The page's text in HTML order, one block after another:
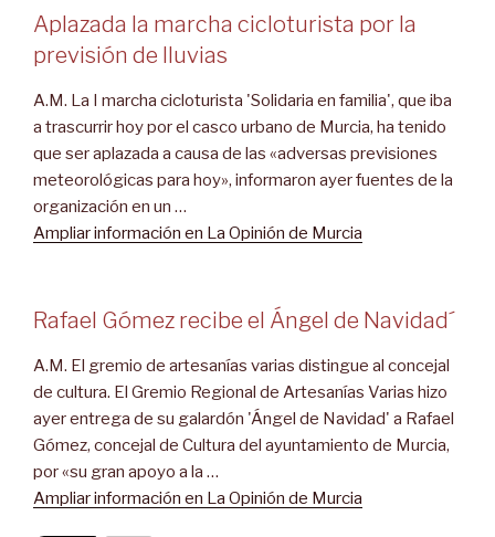
Aplazada la marcha cicloturista por la
previsión de lluvias
A.M. La I marcha cicloturista 'Solidaria en familia', que iba
a trascurrir hoy por el casco urbano de Murcia, ha tenido
que ser aplazada a causa de las «adversas previsiones
meteorológicas para hoy», informaron ayer fuentes de la
organización en un …
Ampliar información en La Opinión de Murcia
Rafael Gómez recibe el Ángel de Navidad´
A.M. El gremio de artesanías varias distingue al concejal
de cultura. El Gremio Regional de Artesanías Varias hizo
ayer entrega de su galardón 'Ángel de Navidad' a Rafael
Gómez, concejal de Cultura del ayuntamiento de Murcia,
por «su gran apoyo a la …
Ampliar información en La Opinión de Murcia